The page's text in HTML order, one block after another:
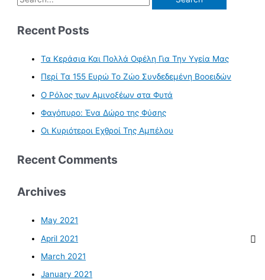
Recent Posts
Τα Κεράσια Και Πολλά Οφέλη Για Την Υγεία Μας
Περί Τα 155 Ευρώ Το Ζώο Συνδεδεμένη Βοοειδών
Ο Ρόλος των Αμινοξέων στα Φυτά
Φαγόπυρο: Ένα Δώρο της Φύσης
Οι Κυριότεροι Εχθροί Της Αμπέλου
Recent Comments
Archives
May 2021
April 2021
March 2021
January 2021